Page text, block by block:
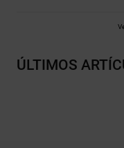
ÚLTIMOS